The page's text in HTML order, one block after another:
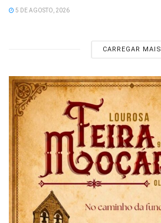
5 DE AGOSTO, 2026
CARREGAR MAIS